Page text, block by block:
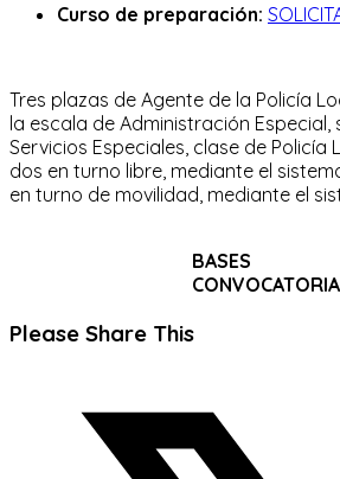
Curso de preparación:
Tres plazas de Agente de la Policía
la escala de Administración Especial,
Servicios Especiales, clase de Policía
dos en turno libre, mediante el
en turno de movilidad, mediante el
BASES
CONVOCATORIA
Please Share ThisCompartir